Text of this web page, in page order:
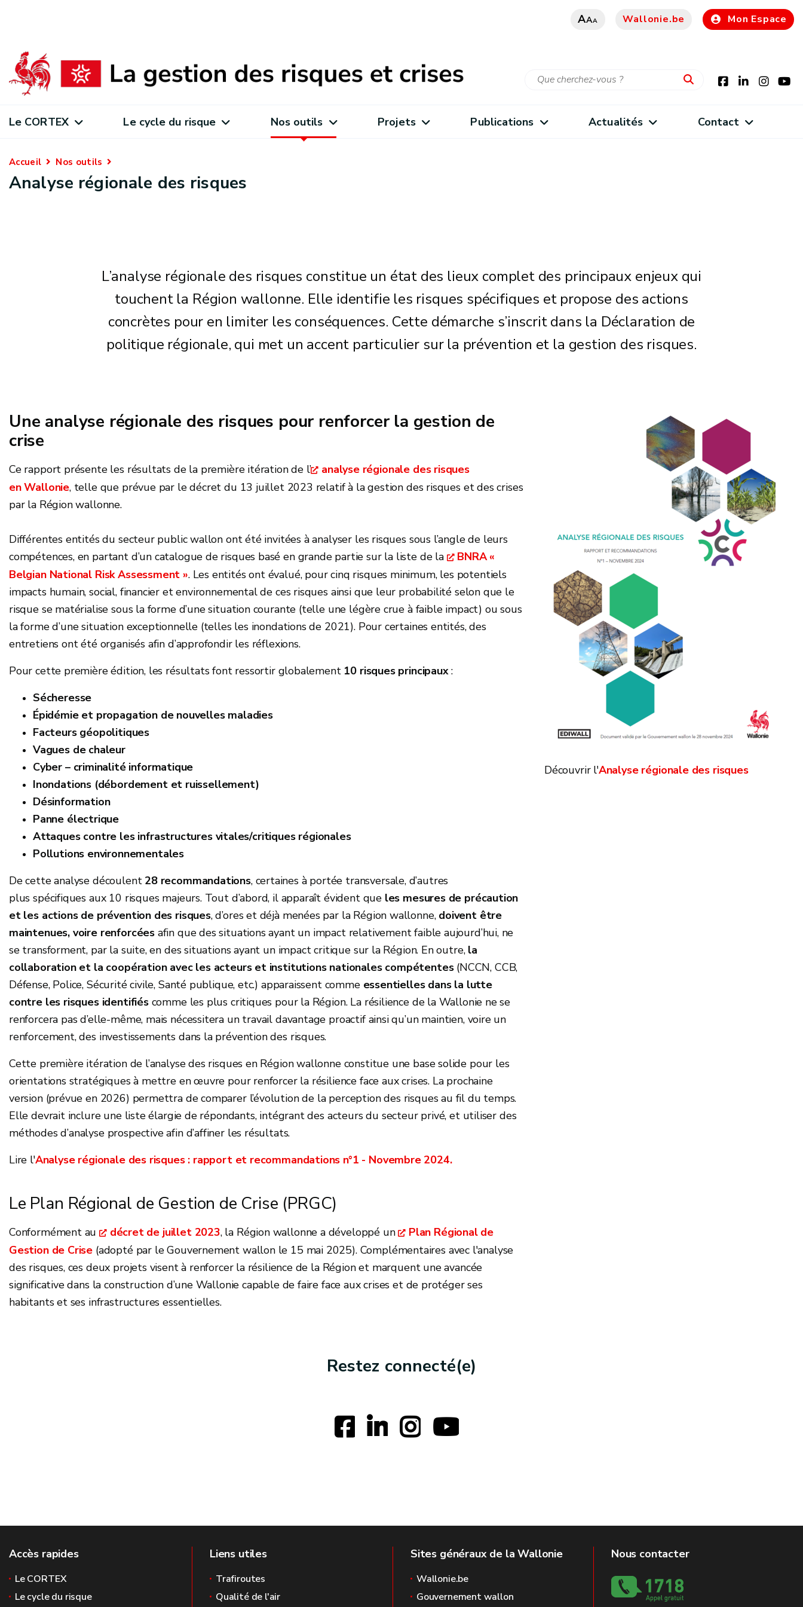
AAA Wallonie.be Mon Espace
Le CORTEX Le cycle du risque Nos outils Projets Publications Actualités Contact
Accueil Nos outils
Analyse régionale des risques
L’analyse régionale des risques constitue un état des lieux complet des principaux enjeux qui
touchent la Région wallonne. Elle identifie les risques spécifiques et propose des actions
concrètes pour en limiter les conséquences. Cette démarche s’inscrit dans la Déclaration de
politique régionale, qui met un accent particulier sur la prévention et la gestion des risques.
Une analyse régionale des risques pour renforcer la gestion de
crise
Ce rapport présente les résultats de la première itération de l’
analyse régionale des risques
en Wallonie, telle que prévue par le décret du 13 juillet 2023 relatif à la gestion des risques et des crises
par la Région wallonne.
Différentes entités du secteur public wallon ont été invitées à analyser les risques sous l’angle de leurs
compétences, en partant d’un catalogue de risques basé en grande partie sur la liste de la
BNRA «
Belgian National Risk Assessment ». Les entités ont évalué, pour cinq risques minimum, les potentiels
impacts humain, social, financier et environnemental de ces risques ainsi que leur probabilité selon que le
risque se matérialise sous la forme d’une situation courante (telle une légère crue à faible impact) ou sous
la forme d’une situation exceptionnelle (telles les inondations de 2021). Pour certaines entités, des
entretiens ont été organisés afin d’approfondir les réflexions.
Pour cette première édition, les résultats font ressortir globalement 10 risques principaux:
Sécheresse
Épidémie et propagation de nouvelles maladies
Facteurs géopolitiques
Vagues de chaleur
Cyber – criminalité informatique
Inondations (débordement et ruissellement)
Désinformation
Panne électrique
Attaques contre les infrastructures vitales/critiques régionales
Pollutions environnementales
De cette analyse découlent 28 recommandations, certaines à portée transversale, d’autres
plus spécifiques aux 10 risques majeurs. Tout d’abord, il apparaît évident que les mesures de précaution
et les actions de prévention des risques, d’ores et déjà menées par la Région wallonne, doivent être
maintenues, voire renforcéesafin que des situations ayant un impact relativement faible aujourd’hui, ne
se transforment, par la suite, en des situations ayant un impact critique sur la Région. En outre, la
collaboration et la coopération avec les acteurs et institutions nationales compétentes(NCCN, CCB,
Défense, Police, Sécurité civile, Santé publique, etc.) apparaissent comme essentielles dans la lutte
contre les risques identifiéscomme les plus critiques pour la Région. La résilience de la Wallonie ne se
renforcera pas d’elle-même, mais nécessitera un travail davantage proactif ainsi qu’un maintien, voire un
renforcement, des investissements dans la prévention des risques.
Cette première itération de l’analyse des risques en Région wallonne constitue une base solide pour les
orientations stratégiques à mettre en œuvre pour renforcer la résilience face aux crises. La prochaine
version (prévue en 2026) permettra de comparer l’évolution de la perception des risques au fil du temps.
Elle devrait inclure une liste élargie de répondants, intégrant des acteurs du secteur privé, et utiliser des
méthodes d’analyse prospective afin d’affiner les résultats.
Lire l'Analyse régionale des risques : rapport et recommandations n°1 - Novembre 2024.
Le Plan Régional de Gestion de Crise (PRGC)
Conformément au décret de juillet 2023, la Région wallonne a développé un
Plan Régional de
Gestion de Crise (adopté par le Gouvernement wallon le 15 mai 2025). Complémentaires avec l'analyse
des risques, ces deux projets visent à renforcer la résilience de la Région et marquent une avancée
significative dans la construction d’une Wallonie capable de faire face aux crises et de protéger ses
habitants et ses infrastructures essentielles.
Découvrir l'Analyse régionale des risques
Restez connecté(e)
Accès rapides
Le CORTEX
Le cycle du risque
Liens utiles
Trafiroutes
Qualité de l'air
Sites généraux de la Wallonie
Wallonie.be
Gouvernement wallon
Nous contacter